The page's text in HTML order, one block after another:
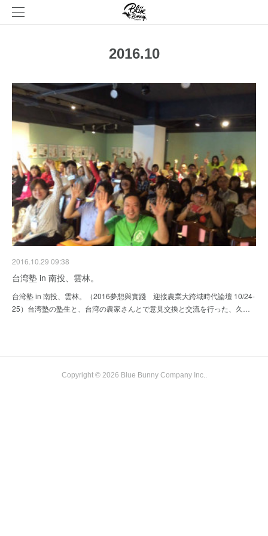
2016.10
2016.10.29 09:38
台湾塾 in 南投、雲林。
台湾塾 in 南投、雲林。（2016夢想與實踐 迎接農業大跨域時代論壇 10/24-
25）台湾塾の塾生と、台湾の農家さんとで意見交換と交流を行った、久…
Copyright © 2026 Blue Bunny Company Inc..